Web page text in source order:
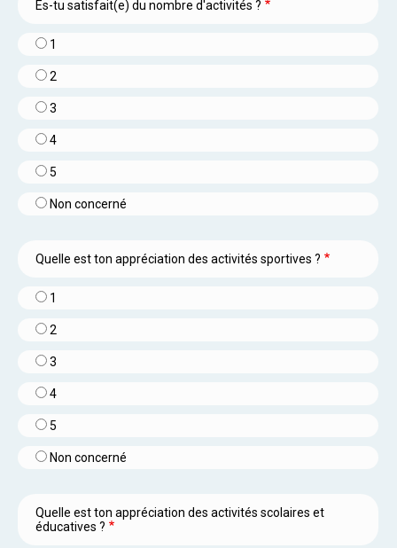
Es-tu satisfait(e) du nombre d'activités ?
1
2
3
4
5
Non concerné
Quelle est ton appréciation des activités sportives ?
1
2
3
4
5
Non concerné
Quelle est ton appréciation des activités scolaires et
éducatives ?